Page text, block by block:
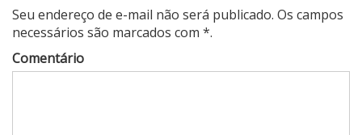
Seu endereço de e-mail não será publicado. Os campos
necessários são marcados com *.
Comentário